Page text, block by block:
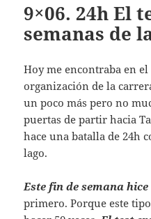
9×06. 24h El
semanas de
Hoy me encontraba en el
organización de la
un poco más pero no
puertas de partir hacia
hace una batalla de 24h
lago.
Este fin de semana
primero. Porque este